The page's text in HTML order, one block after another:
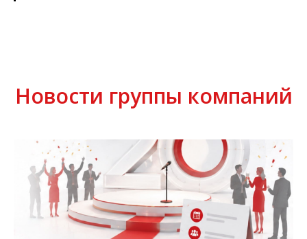
Новости группы компаний